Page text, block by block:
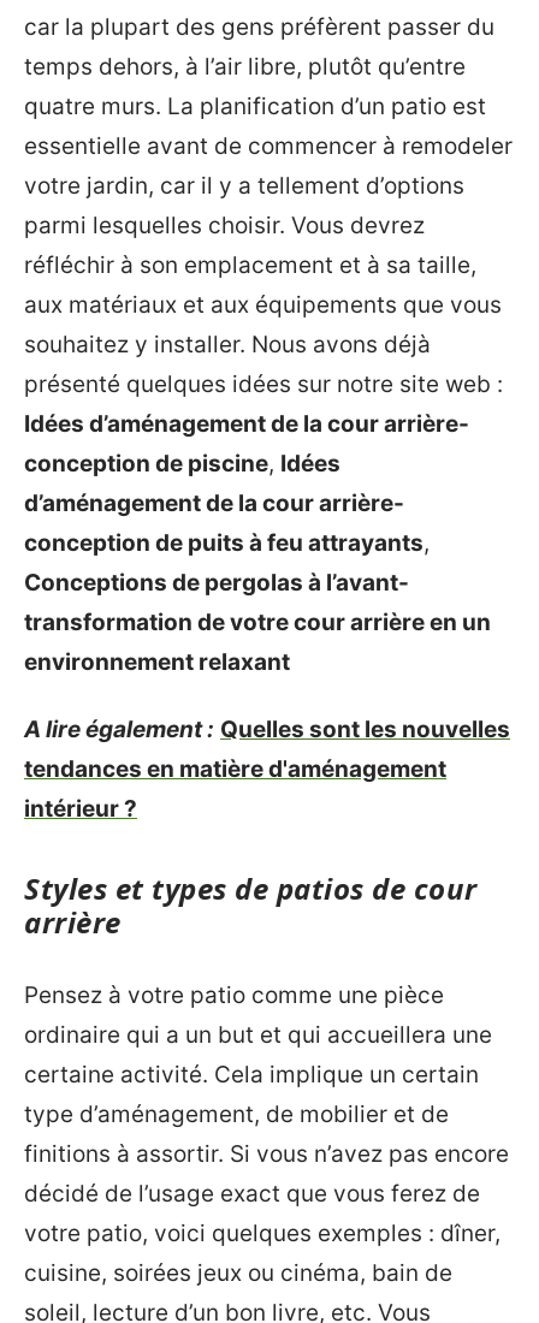
car la plupart des gens préfèrent passer du
temps dehors, à l’air libre, plutôt qu’entre
quatre murs. La planification d’un patio est
essentielle avant de commencer à remodeler
votre jardin, car il y a tellement d’options
parmi lesquelles choisir. Vous devrez
réfléchir à son emplacement et à sa taille,
aux matériaux et aux équipements que vous
souhaitez y installer. Nous avons déjà
présenté quelques idées sur notre site web :
Idées d’aménagement de la cour arrière-
conception de piscine, Idées
d’aménagement de la cour arrière-
conception de puits à feu attrayants,
Conceptions de pergolas à l’avant-
transformation de votre cour arrière en un
environnement relaxant
A lire également : Quelles sont les nouvelles
tendances en matière d'aménagement
intérieur ?
Styles et types de patios de cour
arrière
Pensez à votre patio comme une pièce
ordinaire qui a un but et qui accueillera une
certaine activité. Cela implique un certain
type d’aménagement, de mobilier et de
finitions à assortir. Si vous n’avez pas encore
décidé de l’usage exact que vous ferez de
votre patio, voici quelques exemples : dîner,
cuisine, soirées jeux ou cinéma, bain de
soleil, lecture d’un bon livre, etc. Vous